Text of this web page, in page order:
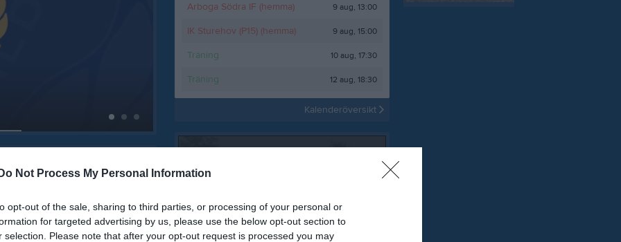
Do Not Process My Personal Information
opt-out of the sale, sharing to third parties, or processing of your personal or
for targeted advertising by us, please use the below opt-out section to
selection. Please note that after your opt-out request is processed you may
Örebro Syrianska ställer in!
Arboga Södra IF (hemma) 9 aug, 13:00
IK Sturehov (P15) (hemma) 9 aug, 15:00
Träning 10 aug, 17:30
Träning 12 aug, 18:30
Kalenderöversikt